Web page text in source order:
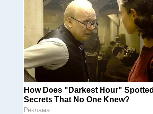
How Does "Darkest Hour" Spotted
Secrets That No One Knew?
Реклама